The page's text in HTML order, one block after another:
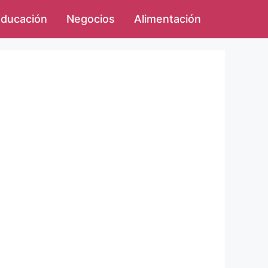
Negocios Alimentación